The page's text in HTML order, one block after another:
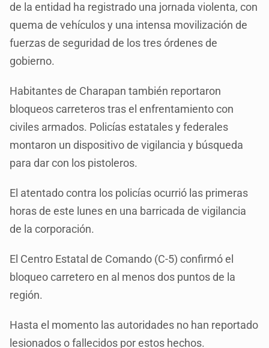
de la entidad ha registrado una jornada violenta, con
quema de vehículos y una intensa movilización de
fuerzas de seguridad de los tres órdenes de
gobierno.
Habitantes de Charapan también reportaron
bloqueos carreteros tras el enfrentamiento con
civiles armados. Policías estatales y federales
montaron un dispositivo de vigilancia y búsqueda
para dar con los pistoleros.
El atentado contra los policías ocurrió las primeras
horas de este lunes en una barricada de vigilancia
de la corporación.
El Centro Estatal de Comando (C-5) confirmó el
bloqueo carretero en al menos dos puntos de la
región.
Hasta el momento las autoridades no han reportado
lesionados o fallecidos por estos hechos.